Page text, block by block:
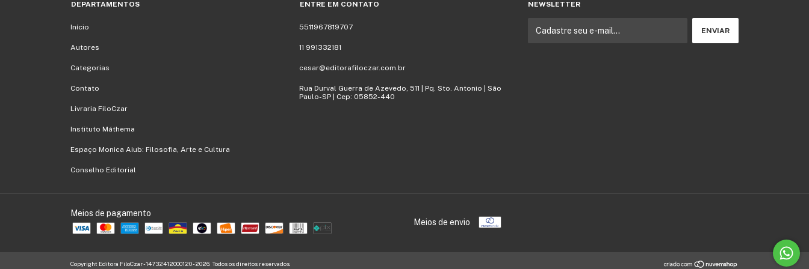
DEPARTAMENTOS
Início
Autores
Categorias
Contato
Livraria FiloCzar
Instituto Máthema
Espaço Monica Aiub: Filosofia, Arte e Cultura
Conselho Editorial
ENTRE EM CONTATO
5511967819707
11 991332181
cesar@editorafiloczar.com.br
Rua Durval Guerra de Azevedo, 511 | Pq. Sto. Antonio | São
Paulo-SP | Cep: 05852-440
NEWSLETTER
Meios de pagamento
Meios de envio
Copyright Editora FiloCzar - 14732412000120 - 2026. Todos os direitos reservados.